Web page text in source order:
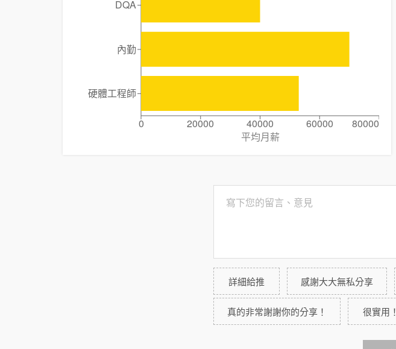
0 20000 40000 60000
80000
平均月薪
DQA
內勤
硬體工程師
詳細給推 感謝大大無私分享
真的非常謝謝你的分享！ 很實用！